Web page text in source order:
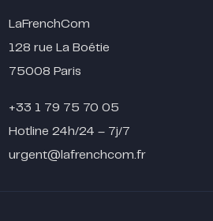
LaFrenchCom
128 rue La Boétie
75008 Paris
+33 1 79 75 70 05
Hotline 24h/24 – 7j/7
urgent@lafrenchcom.fr